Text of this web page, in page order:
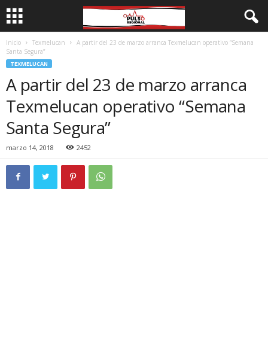
Inicio Texmelucan
A partir del 23 de marzo arranca Texmelucan operativo “Semana
Santa Segura”
TEXMELUCAN
A partir del 23 de marzo arranca
Texmelucan operativo “Semana
Santa Segura”
marzo 14, 2018 2452